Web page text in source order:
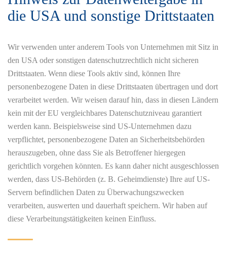
die USA und sonstige Drittstaaten
Wir verwenden unter anderem Tools von Unternehmen mit Sitz in
den USA oder sonstigen datenschutzrechtlich nicht sicheren
Drittstaaten. Wenn diese Tools aktiv sind, können Ihre
personenbezogene Daten in diese Drittstaaten übertragen und dort
verarbeitet werden. Wir weisen darauf hin, dass in diesen Ländern
kein mit der EU vergleichbares Datenschutzniveau garantiert
werden kann. Beispielsweise sind US-Unternehmen dazu
verpflichtet, personenbezogene Daten an Sicherheitsbehörden
herauszugeben, ohne dass Sie als Betroffener hiergegen
gerichtlich vorgehen könnten. Es kann daher nicht ausgeschlossen
werden, dass US-Behörden (z. B. Geheimdienste) Ihre auf US-
Servern befindlichen Daten zu Überwachungszwecken
verarbeiten, auswerten und dauerhaft speichern. Wir haben auf
diese Verarbeitungstätigkeiten keinen Einfluss.